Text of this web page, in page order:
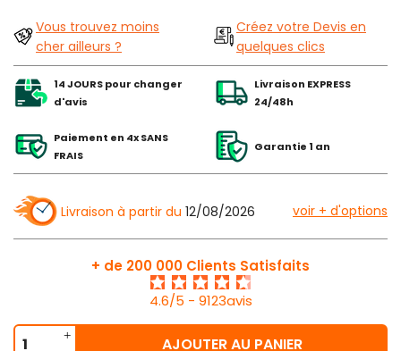
Vous trouvez moins
cher ailleurs ?
Créez votre Devis en
quelques clics
14 JOURS pour changer
d'avis
Livraison EXPRESS
24/48h
Paiement en 4x SANS
FRAIS
Garantie 1 an
Livraison à partir du 12/08/2026 voir + d'options
+ de 200 000 Clients Satisfaits
4.6/5 - 9123avis
AJOUTER AU PANIER